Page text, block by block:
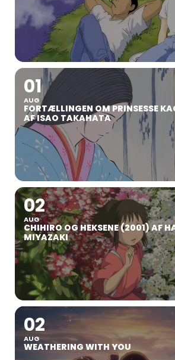
01
AUG
FORTÆLLINGEN OM PRINSESSE
AF ISAO TAKAHATA
02
AUG
CHIHIRO OG HEKSENE (2001) AF
MIYAZAKI
02
AUG
WEATHERING WITH YOU